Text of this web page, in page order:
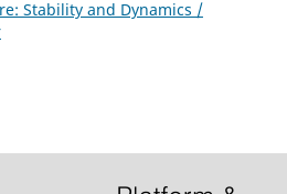
Stability and Dynamics /